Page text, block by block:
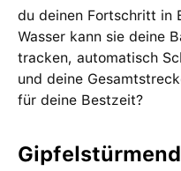
du deinen Fortschritt in
Wasser kann sie deine
tracken, automatisch
und deine
für deine Bestzeit?